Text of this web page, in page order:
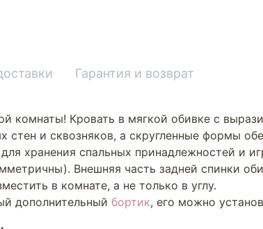
Гарантия и возврат
комнаты! Кровать в мягкой обивке с
и сквозняков, а скругленные формы
хранения спальных принадлежностей и
Внешняя часть задней спинки
в комнате, а не только в углу.
дополнительный бортик, его можно